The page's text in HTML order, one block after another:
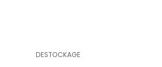
DESTOCKAGE